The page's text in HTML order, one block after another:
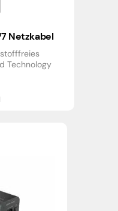
Netzkabel
Technology